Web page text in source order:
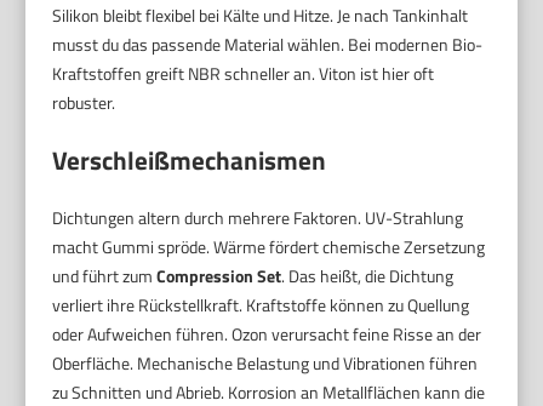
Silikon bleibt flexibel bei Kälte und Hitze. Je nach Tankinhalt
musst du das passende Material wählen. Bei modernen Bio-
Kraftstoffen greift NBR schneller an. Viton ist hier oft
robuster.
Verschleißmechanismen
Dichtungen altern durch mehrere Faktoren. UV-Strahlung
macht Gummi spröde. Wärme fördert chemische Zersetzung
und führt zumCompression Set. Das heißt, die Dichtung
verliert ihre Rückstellkraft. Kraftstoffe können zu Quellung
oder Aufweichen führen. Ozon verursacht feine Risse an der
Oberfläche. Mechanische Belastung und Vibrationen führen
zu Schnitten und Abrieb. Korrosion an Metallflächen kann die